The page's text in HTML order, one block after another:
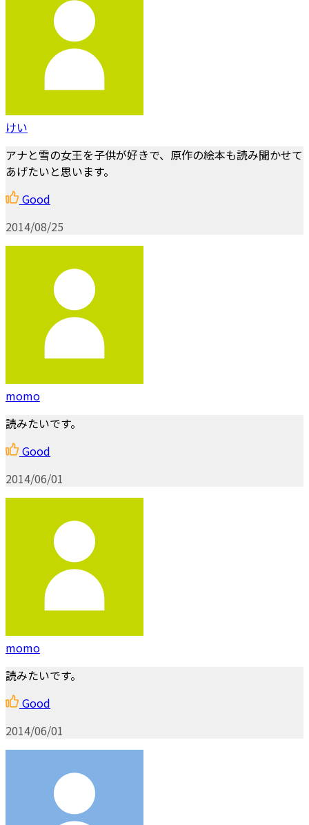
けい
アナと雪の女王を子供が好きで、原作の絵本も読み聞かせて
あげたいと思います。
Good
2014/08/25
momo
読みたいです。
Good
2014/06/01
momo
読みたいです。
Good
2014/06/01